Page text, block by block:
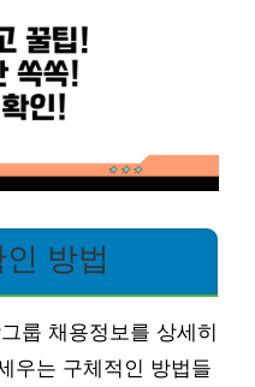
방법
룹 채용정보를 상세히
우는 구체적인 방법들